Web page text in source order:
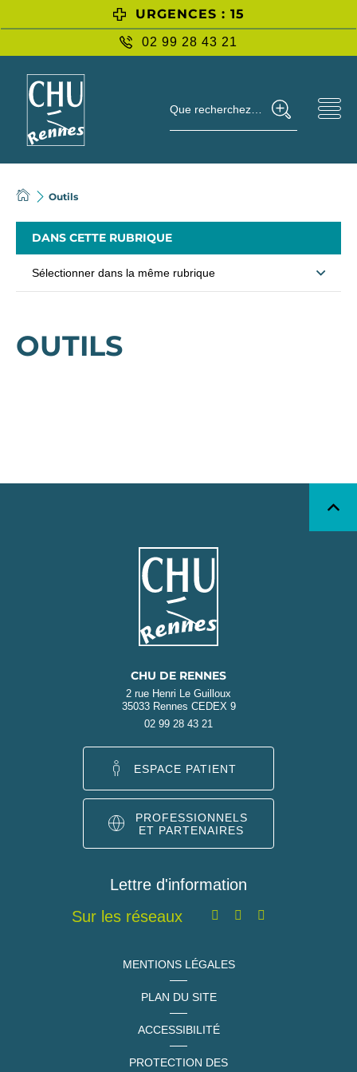
URGENCES : 15
02 99 28 43 21
Que recherchez-vous ?
Outils
DANS CETTE RUBRIQUE
Sélectionner dans la même rubrique
OUTILS
CHU DE RENNES
2 rue Henri Le Guilloux
35033 Rennes CEDEX 9
02 99 28 43 21
ESPACE PATIENT
PROFESSIONNELS
ET PARTENAIRES
Lettre d'information
Sur les réseaux
MENTIONS LÉGALES
PLAN DU SITE
ACCESSIBILITÉ
PROTECTION DES